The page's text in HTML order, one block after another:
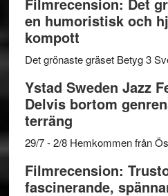
en humoristisk och
kompott
Det grönaste gräset Betyg 3
Ystad Sweden Jazz
Delvis bortom
terräng
29/7 - 2/8 Hemkommen från
Filmrecension:
fascinerande,